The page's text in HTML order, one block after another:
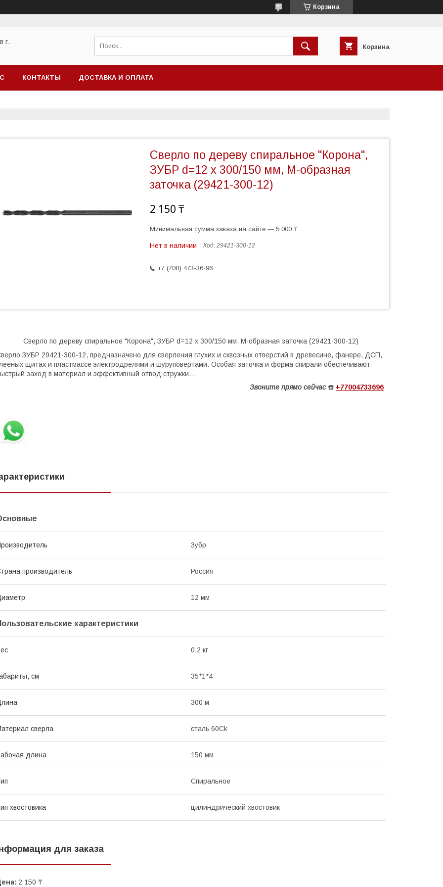
Корзина
г.
Корзина
КОНТАКТЫ ДОСТАВКА И ОПЛАТА
Сверло по дереву спиральное "Корона",
ЗУБР d=12 x 300/150 мм, М-образная
заточка (29421-300-12)
2 150 ₸
Минимальная сумма заказа на сайте — 5 000 ₸
Нет в наличии Код: 29421-300-12
+7 (700) 473-36-96
Сверло по дереву спиральное "Корона", ЗУБР d=12 x 300/150 мм, М-образная заточка (29421-300-12)
ЗУБР 29421-300-12, предназначено для сверления глухих и сквозных отверстий в древесине, фанере, ДСП,
щитах и пластмассе электродрелями и шуруповертами. Особая заточка и форма спирали обеспечивают
заход в материал и эффективный отвод стружки. .
Звоните прямо сейчас ☎️ +77004733696
Зубр
производитель Россия
12 мм
характеристики
0.2 кг
см 35*1*4
300 м
сверла сталь 60Ck
длина 150 мм
Спиральное
хвостовика цилиндрический хвостовик
для заказа
2 150 ₸